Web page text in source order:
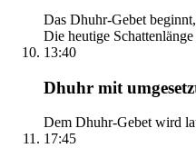
Das Dhuhr-Gebet
Die heutige
13:40
Dhuhr mit
Dem Dhuhr-Gebet wird
17:45